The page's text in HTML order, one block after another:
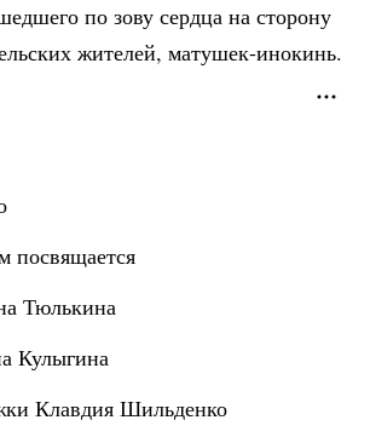
по зову сердца на сторону
жителей, матушек-инокинь.
посвящается
Тюлькина
Кулыгина
Клавдия Шильденко